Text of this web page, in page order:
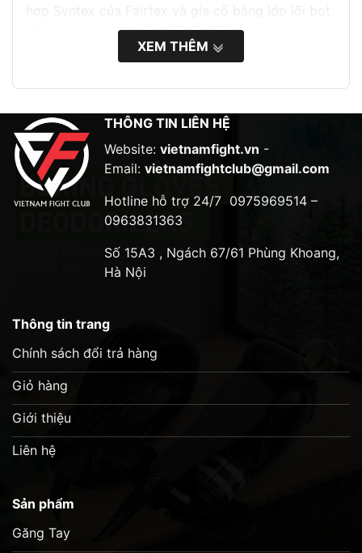
hợp Syntex của Fairtex và gia cố bằng lớp lõi bọt
xốp mật độ cao hai lớp. Thiết kế ôm sát theo hình
dáng ống chân, mang lại cảm giác tự nhiên và
Da tổng hợp Syntex của Fairtex
Phương pháp không khâu của Fairtex
Lõi bọt xốp mật độ cao được gia cố
Bảo vệ tối đa khi tập luyện
XEM THÊM
THÔNG TIN LIÊN HỆ
Website: vietnamfight.vn -
Email: vietnamfightclub@gmail.com
Hotline hỗ trợ 24/7 0975969514 –
0963831363
Số 15A3 , Ngách 67/61 Phùng Khoang,
Hà Nội
Thông tin trang
Chính sách đổi trả hàng
Giỏ hàng
Giới thiệu
Liên hệ
Sản phẩm
Găng Tay